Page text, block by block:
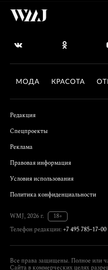
МОДА КРАСОТА
Редакция
Спецпроекты
Реклама
Правовая информация
Условия использования
Политика конфиденциальности
WMJ, 2026 г.
18+
Телефон редакции: +7 495 785-17-00
Все права защищены. Полное или
Сайта в коммерческих целях